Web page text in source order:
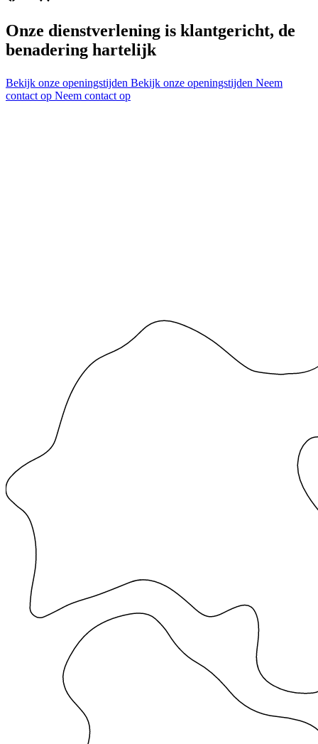
Onze dienstverlening is klantgericht, de
benadering hartelijk
Bekijk onze openingstijden Bekijk onze openingstijden Neem
contact op Neem contact op